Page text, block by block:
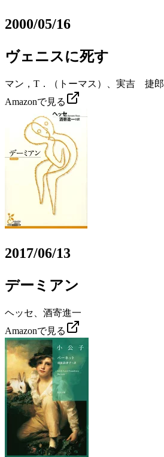
2000/05/16
ヴェニスに死す
マン，T．（トーマス）、実吉 捷郎
Amazonで見る
2017/06/13
デーミアン
ヘッセ、酒寄進一
Amazonで見る